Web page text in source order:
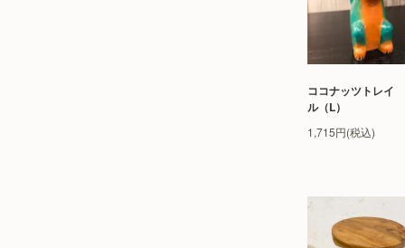
ココナッツトレイ
ル（L）
1,715円(税込)